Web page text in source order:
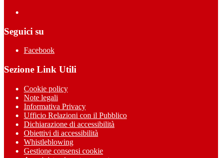
Seguici su
Facebook
Sezione Link Utili
Cookie policy
Note legali
Informativa Privacy
Ufficio Relazioni con il Pubblico
Dichiarazione di accessibilità
Obiettivi di accessibilità
Whistleblowing
Gestione consensi cookie